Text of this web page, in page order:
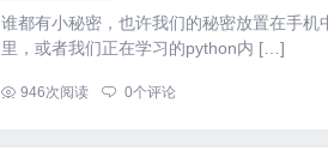
谁都有小秘密，也许我们的秘密放置在手
里，或者我们正在学习的python内 […]
... 946次阅读 0个评论